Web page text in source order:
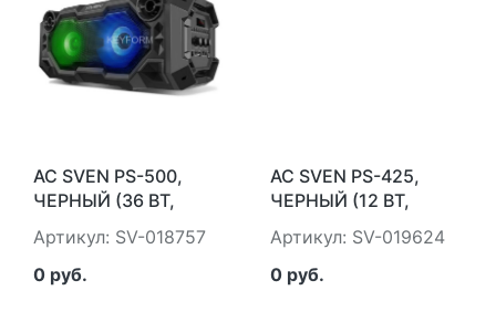
АС SVEN PS-500,
ЧЕРНЫЙ (36 ВТ,
BLUETOOTH, FM,
USB, MICROSD, LED-
ДИСПЛЕЙ,
Артикул: SV-018757
0 руб.
АС SVEN PS-425,
ЧЕРНЫЙ (12 ВТ,
BLUETOOTH, FM,
USB, MICROSD, LED-
ДИСПЛЕЙ,
Артикул: SV-019624
0 руб.